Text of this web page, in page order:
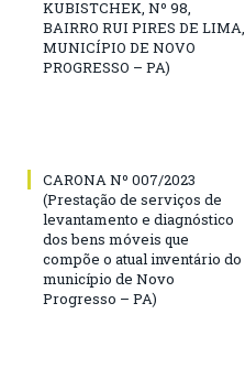
KUBISTCHEK, Nº 98,
BAIRRO RUI PIRES DE LIMA,
MUNICÍPIO DE NOVO
PROGRESSO – PA)
CARONA Nº 007/2023
(Prestação de serviços de
levantamento e diagnóstico
dos bens móveis que
compõe o atual inventário do
município de Novo
Progresso – PA)